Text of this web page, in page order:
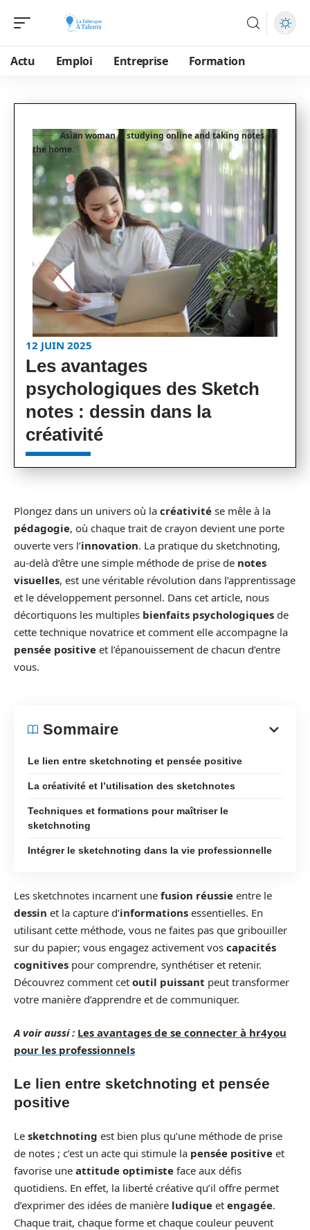
Actu Emploi Entreprise Formation
Asian woman is studying online and taking notes on
the home.
12 JUIN 2025
Les avantages
psychologiques des Sketch
notes : dessin dans la
créativité
Plongez dans un univers où la créativité se mêle à la
pédagogie, où chaque trait de crayon devient une porte
ouverte vers l’innovation. La pratique du sketchnoting,
au-delà d’être une simple méthode de prise de notes
visuelles, est une véritable révolution dans l’apprentissage
et le développement personnel. Dans cet article, nous
décortiquons les multiples bienfaits psychologiques de
cette technique novatrice et comment elle accompagne la
pensée positive et l’épanouissement de chacun d’entre
vous.
Sommaire
Le lien entre sketchnoting et pensée positive
La créativité et l’utilisation des sketchnotes
Techniques et formations pour maîtriser le
sketchnoting
Intégrer le sketchnoting dans la vie professionnelle
Les sketchnotes incarnent une fusion réussie entre le
dessin et la capture d’informations essentielles. En
utilisant cette méthode, vous ne faites pas que gribouiller
sur du papier; vous engagez activement vos capacités
cognitives pour comprendre, synthétiser et retenir.
Découvrez comment cet outil puissant peut transformer
votre manière d’apprendre et de communiquer.
A voir aussi : Les avantages de se connecter à hr4you
pour les professionnels
Le lien entre sketchnoting et pensée
positive
Le sketchnoting est bien plus qu’une méthode de prise
de notes ; c’est un acte qui stimule la pensée positive et
favorise une attitude optimiste face aux défis
quotidiens. En effet, la liberté créative qu’il offre permet
d’exprimer des idées de manière ludique et engagée.
Chaque trait, chaque forme et chaque couleur peuvent